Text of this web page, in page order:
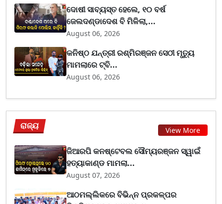
ଦୋଷୀ ସାବ୍ୟସ୍ତ ହେଲେ, ୧୦ ବର୍ଷ
ଜେଲଦଣ୍ଡାଦେଶ ବି ମିଳିଲା,...
August 06, 2026
କନିଷ୍ଠ ଯନ୍ତ୍ରୀ ରଶ୍ମିରଞ୍ଜନ ସେଠୀ ମୃତ୍ୟୁ
ମାମଲାରେ ଟ୍ବି...
August 06, 2026
ରାଜ୍ୟ View More
ଜିଆରପି କନଷ୍ଟେବଲ ସୌମ୍ୟରଞ୍ଜନ ସ୍ୱାଇଁ
ହତ୍ୟାକାଣ୍ଡ ମାମଲା...
August 07, 2026
ଆଠମଲ୍ଲିକରେ ବିଭିନ୍ନ ପ୍ରକଳ୍ପର